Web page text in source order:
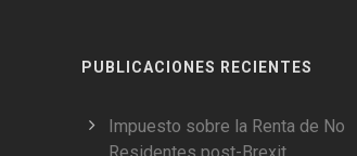
PUBLICACIONES RECIENTES
Impuesto sobre la Renta de No